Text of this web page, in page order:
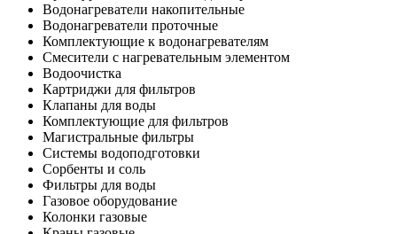
Водонагреватели накопительные
Водонагреватели проточные
Комплектующие к водонагревателям
Смесители с нагревательным элементом
Водоочистка
Картриджи для фильтров
Клапаны для воды
Комплектующие для фильтров
Магистральные фильтры
Системы водоподготовки
Сорбенты и соль
Фильтры для воды
Газовое оборудование
Колонки газовые